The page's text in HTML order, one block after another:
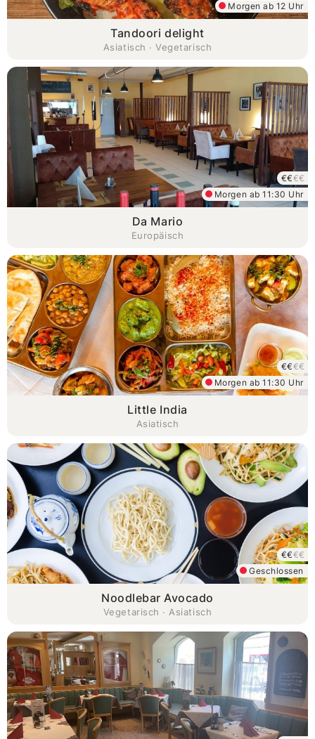
Tandoori delight
Asiatisch · Vegetarisch
Morgen ab 12 Uhr
Da Mario
Europäisch
Morgen ab 11:30 Uhr
€€€€
Little India
Asiatisch
Morgen ab 11:30 Uhr
€€€€
Noodlebar Avocado
Vegetarisch · Asiatisch
Geschlossen
€€€€